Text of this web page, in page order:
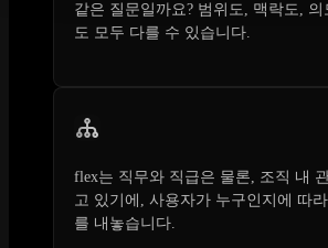
같은 질문일까요? 범위도, 맥락도,
도 모두 다를 수 있습니다.
flex는 직무와 직급은 물론, 조직 내
고 있기에, 사용자가 누구인지에 따
를 내놓습니다.